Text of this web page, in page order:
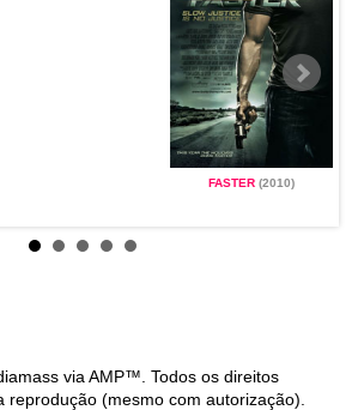
FASTER (2010)
via AMP™. Todos os direitos
reprodução (mesmo com autorização).